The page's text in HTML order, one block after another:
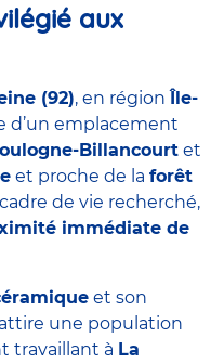
aux
(92), en régionÎle-
d’un emplacement
Billancourt et
et proche de la forêt
de vie recherché,
immédiate de
et son
une population
travaillant à La